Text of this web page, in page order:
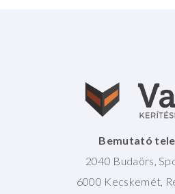
Bemutató
2040 Budaörs,
6000 Kecskemét,